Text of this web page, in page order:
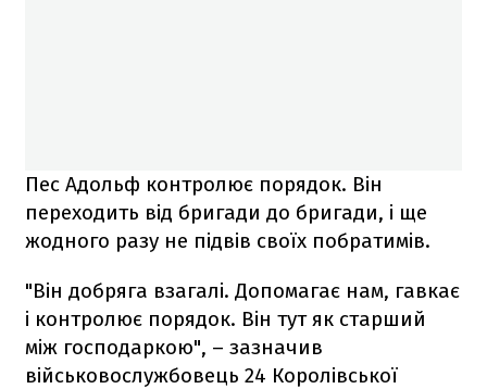
Пес Адольф контролює порядок. Він
переходить від бригади до бригади, і ще
жодного разу не підвів своїх побратимів.
"Він добряга взагалі. Допомагає нам, гавкає
і контролює порядок. Він тут як старший
між господаркою", – зазначив
військовослужбовець 24 Королівської